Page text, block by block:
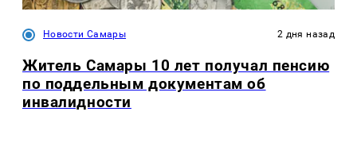
Новости Самары 2 дня назад
Житель Самары 10 лет получал пенсию
по поддельным документам об
инвалидности